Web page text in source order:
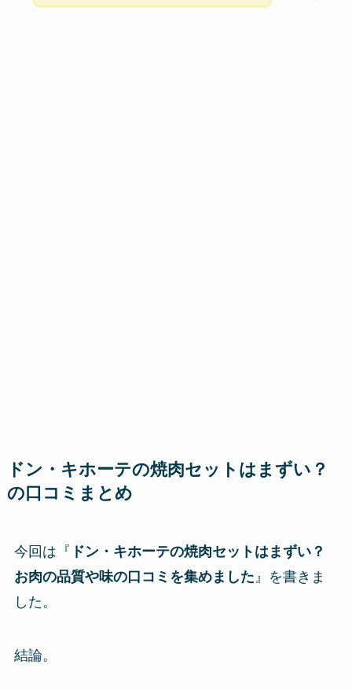
ドン・キホーテの焼肉セットはまずい？
の口コミまとめ
今回は『 ドン・キホーテの焼肉セットはまずい？
お肉の品質や味の口コミを集めました』を書きま
した。
結論。